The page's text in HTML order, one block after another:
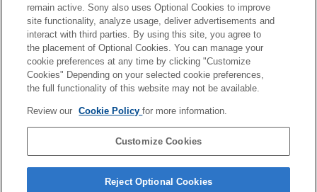
카메라 초기화
네트워크 기능 사용하기
컴퓨터 사용하기
MENU 항목 목록
사전 주의 사항/본 제품
문제가 발생했을 때는
remain active. Sony also uses Optional Cookies to improve
site functionality, analyze usage, deliver advertisements and
interact with third parties. By using this site, you agree to
the placement of Optional Cookies. You can manage your
cookie preferences at any time by clicking "Customize
Cookies" Depending on your selected cookie preferences,
the full functionality of this website may not be available.
Review our Cookie Policyfor more information.
Customize Cookies
Reject Optional Cookies